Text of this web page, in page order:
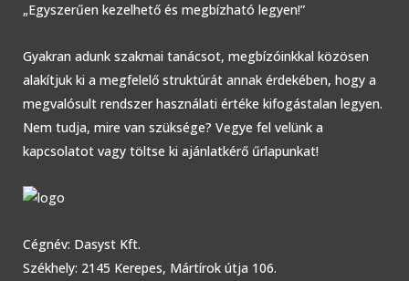
„Egyszerűen kezelhető és megbízható legyen!”
Gyakran adunk szakmai tanácsot, megbízóinkkal közösen
alakítjuk ki a megfelelő struktúrát annak érdekében, hogy a
megvalósult rendszer használati értéke kifogástalan legyen.
Nem tudja, mire van szüksége? Vegye fel velünk a
kapcsolatot vagy töltse ki ajánlatkérő űrlapunkat!
Cégnév: Dasyst Kft.
Székhely: 2145 Kerepes, Mártírok útja 106.